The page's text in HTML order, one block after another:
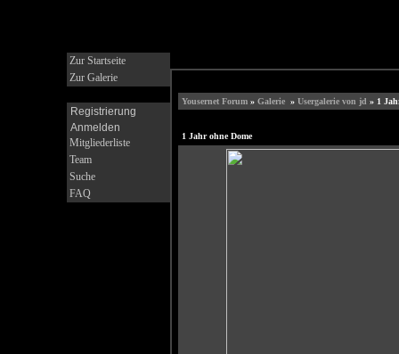
Zur Startseite
Zur Galerie
Registrierung
Anmelden
Mitgliederliste
Team
Suche
FAQ
Yousernet Forum» Galerie» Usergalerie von jd » 1
1 Jahr ohne Dome